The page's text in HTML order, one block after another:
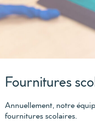
Fournitures
Annuellement, notre
fournitures scolaires.